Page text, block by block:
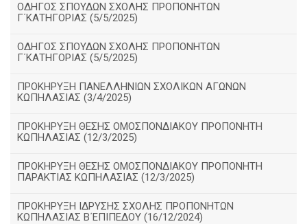
ΟΔΗΓΟΣ ΣΠΟΥΔΩΝ ΣΧΟΛΗΣ ΠΡΟΠΟΝΗΤΩΝ
Γ΄ΚΑΤΗΓΟΡΙΑΣ (5/5/2025)
ΟΔΗΓΟΣ ΣΠΟΥΔΩΝ ΣΧΟΛΗΣ ΠΡΟΠΟΝΗΤΩΝ
Γ΄ΚΑΤΗΓΟΡΙΑΣ (5/5/2025)
ΠΡΟΚΗΡΥΞΗ ΠΑΝΕΛΛΗΝΙΩΝ ΣΧΟΛΙΚΩΝ ΑΓΩΝΩΝ
ΚΩΠΗΛΑΣΙΑΣ (3/4/2025)
ΠΡΟΚΗΡΥΞΗ ΘΕΣΗΣ ΟΜΟΣΠΟΝΔΙΑΚΟΥ ΠΡΟΠΟΝΗΤΗ
ΚΩΠΗΛΑΣΙΑΣ (12/3/2025)
ΠΡΟΚΗΡΥΞΗ ΘΕΣΗΣ ΟΜΟΣΠΟΝΔΙΑΚΟΥ ΠΡΟΠΟΝΗΤΗ
ΠΑΡΑΚΤΙΑΣ ΚΩΠΗΛΑΣΙΑΣ (12/3/2025)
ΠΡΟΚΗΡΥΞΗ ΙΔΡΥΣΗΣ ΣΧΟΛΗΣ ΠΡΟΠΟΝΗΤΩΝ
ΚΩΠΗΛΑΣΙΑΣ Β΄ΕΠΙΠΕΔΟΥ (16/12/2024)